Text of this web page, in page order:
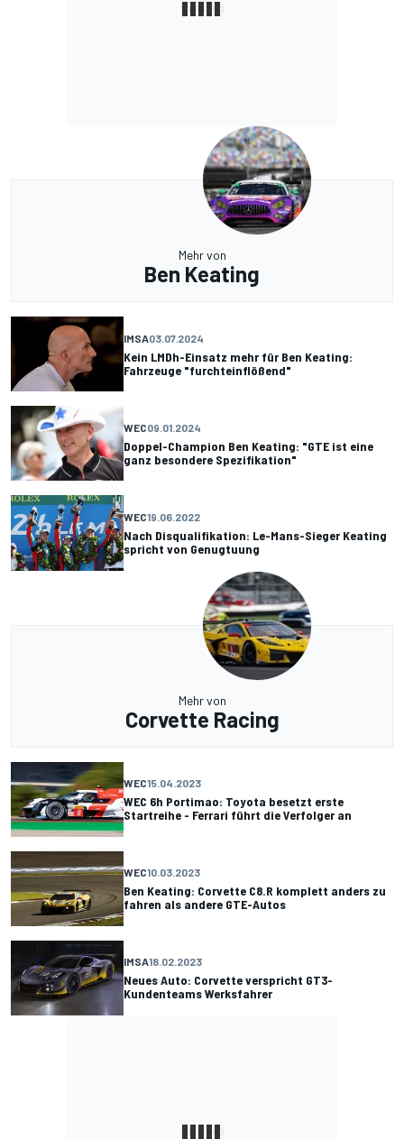
Mehr von
Ben Keating
IMSA03.07.2024
Kein LMDh-Einsatz mehr für Ben Keating:
Fahrzeuge "furchteinflößend"
WEC09.01.2024
Doppel-Champion Ben Keating: "GTE ist eine
ganz besondere Spezifikation"
WEC19.06.2022
Nach Disqualifikation: Le-Mans-Sieger Keating
spricht von Genugtuung
Mehr von
Corvette Racing
WEC15.04.2023
WEC 6h Portimao: Toyota besetzt erste
Startreihe - Ferrari führt die Verfolger an
WEC10.03.2023
Ben Keating: Corvette C8.R komplett anders zu
fahren als andere GTE-Autos
IMSA18.02.2023
Neues Auto: Corvette verspricht GT3-
Kundenteams Werksfahrer